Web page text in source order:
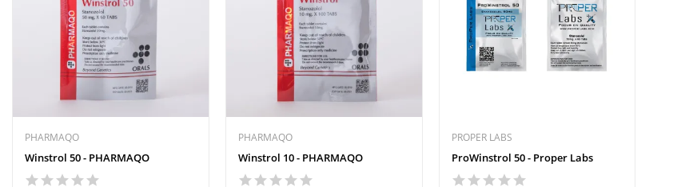
PHARMAQO
Winstrol 50 - PHARMAQO
PHARMAQO
Winstrol 10 - PHARMAQO
PROPER LABS
ProWinstrol 50 - Proper Labs